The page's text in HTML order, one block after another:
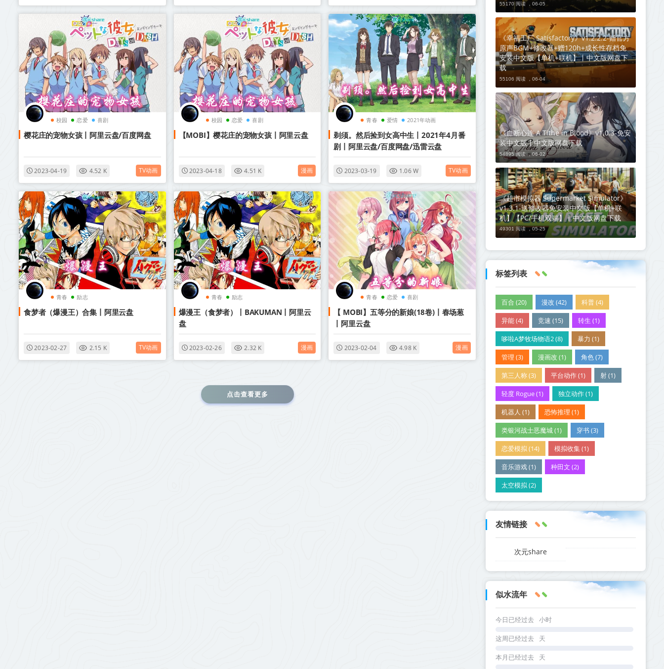
校园 恋爱 喜剧
樱花庄的宠物女孩丨阿里云盘/百度网盘
2023-04-19 4.52 K TV动画
校园 恋爱 喜剧
【MOBI】樱花庄的宠物女孩丨阿里云盘
2023-04-18 4.51 K 漫画
青春 爱情 2021年动画
剃须。然后捡到女高中生丨2021年4月番
剧丨阿里云盘/百度网盘/迅雷云盘
2023-03-19 1.06 W TV动画
青春 励志
​食梦者（爆漫王）合集丨阿里云盘
2023-02-27 2.15 K TV动画
青春 励志
爆漫王（食梦者）丨BAKUMAN丨阿里云
盘
2023-02-26 2.32 K 漫画
青春 恋爱 喜剧
【 MOBI】五等分的新娘(18卷)丨春场葱
丨阿里云盘
2023-02-04 4.98 K 漫画
点击查看更多
55170 阅读 ， 06-05
《幸福工厂 Satisfactory》v1.2.2.2-赠官方
原声BGM+修改器+赠120h+成长性存档免
安装中文版【单机+联机】丨中文版网盘下
载
55106 阅读 ， 06-04
《血断心连 A Tithe in Blood》v1.0.3-免安
装中文版丨中文版网盘下载
54895 阅读 ，06-02
《超市模拟器 Supermarket Simulator》
v1.3.1-送修改器免安装中文版【单机+联
机】【PC/手机双端】丨中文版网盘下载
49301 阅读 ，05-25
标签列表
百合 (20) 漫改 (42) 科普 (4)
异能 (4) 竞速 (15) 转生 (1)
哆啦A梦牧场物语2 (8) 暴力 (1)
管理 (3) 漫画改 (1) 角色 (7)
第三人称 (3) 平台动作 (1) 射 (1)
轻度 Rogue (1) 独立动作 (1)
机器人 (1) 恐怖推理 (1)
类银河战士恶魔城 (1) 穿书 (3)
恋爱模拟 (14) 模拟收集 (1)
音乐游戏 (1) 种田文 (2)
太空模拟 (2)
友情链接
次元share
似水流年
今日已经过去 小时
这周已经过去 天
本月已经过去 天